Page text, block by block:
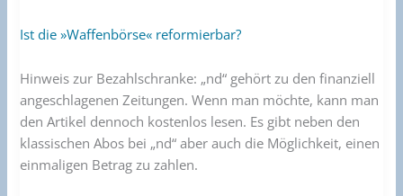
Ist die »Waffenbörse« reformierbar?
Hinweis zur Bezahlschranke: „nd“ gehört zu den finanziell
angeschlagenen Zeitungen. Wenn man möchte, kann man
den Artikel dennoch kostenlos lesen. Es gibt neben den
klassischen Abos bei „nd“ aber auch die Möglichkeit, einen
einmaligen Betrag zu zahlen.